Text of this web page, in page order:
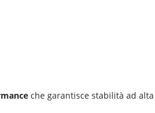
che garantisce stabilità ad